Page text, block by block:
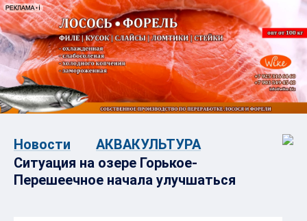
Новости
АКВАКУЛЬТУРА
Ситуация на озере Горькое-
Перешеечное начала улучшаться